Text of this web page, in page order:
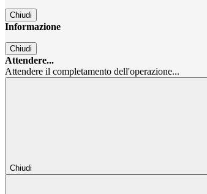
Chiudi
Informazione
Chiudi
Attendere...
Attendere il completamento dell'operazione...
Chiudi